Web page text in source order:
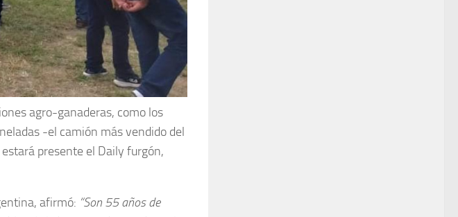
agro-ganaderas, como los
-el camión más vendido del
presente el Daily furgón,
afirmó: “Son 55 años de